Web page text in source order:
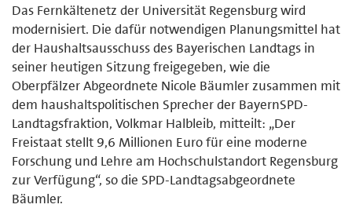
Das Fernkältenetz der Universität Regensburg wird
modernisiert. Die dafür notwendigen Planungsmittel hat
der Haushaltsausschuss des Bayerischen Landtags in
seiner heutigen Sitzung freigegeben, wie die
Oberpfälzer Abgeordnete Nicole Bäumler zusammen mit
dem haushaltspolitischen Sprecher der BayernSPD-
Landtagsfraktion, Volkmar Halbleib, mitteilt: „Der
Freistaat stellt 9,6 Millionen Euro für eine moderne
Forschung und Lehre am Hochschulstandort Regensburg
zur Verfügung“, so die SPD-Landtagsabgeordnete
Bäumler.